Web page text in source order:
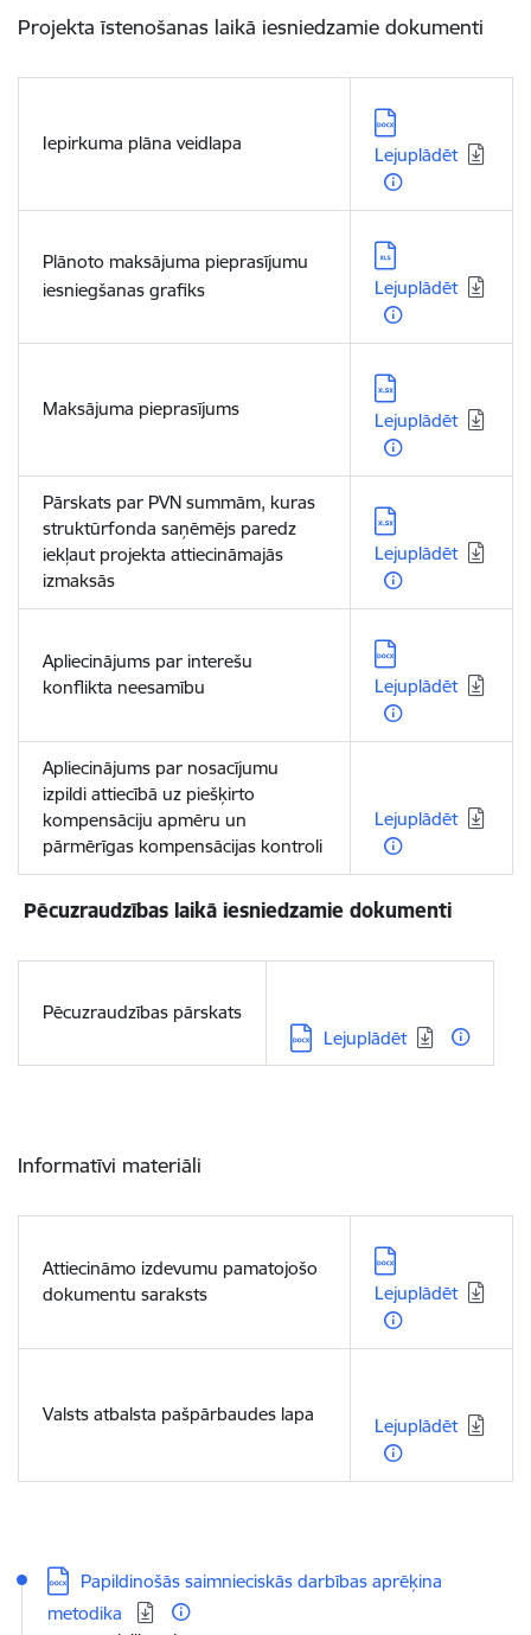
Projekta īstenošanas laikā iesniedzamie dokumenti
Iepirkuma plāna veidlapa
Lejupielādēt:
Lejuplādēt
Plānoto maksājuma pieprasījumu
iesniegšanas grafiks
Lejupielādēt:
Lejuplādēt
Maksājuma pieprasījums
Lejupielādēt:
Lejuplādēt
Pārskats par PVN summām, kuras
struktūrfonda saņēmējs paredz
iekļaut projekta attiecināmajās
izmaksās
Lejupielādēt:
Lejuplādēt
Apliecinājums par interešu
konflikta neesamību
Lejupielādēt:
Lejuplādēt
Apliecinājums par nosacījumu
izpildi attiecībā uz piešķirto
kompensāciju apmēru un
pārmērīgas kompensācijas kontroli
Lejuplādēt
Pēcuzraudzības laikā iesniedzamie dokumenti
Pēcuzraudzības pārskats
Lejupielādēt:
Lejuplādēt
Informatīvi materiāli
Attiecināmo izdevumu pamatojošo
dokumentu saraksts
Lejupielādēt:
Lejuplādēt
Valsts atbalsta pašpārbaudes lapa
Lejuplādēt
Lejupielādēt:
Papildinošās saimnieciskās darbības aprēķina
metodika